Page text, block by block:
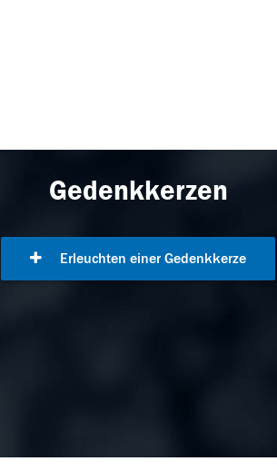
Gedenkkerzen
Erleuchten einer Gedenkkerze